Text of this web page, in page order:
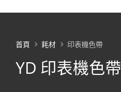
YD 印表機色帶
首頁 耗材 印表機色帶